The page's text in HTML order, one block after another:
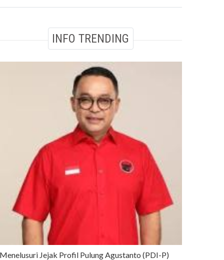
INFO TRENDING
Jejak Profil Pulung Agustanto (PDI-P)